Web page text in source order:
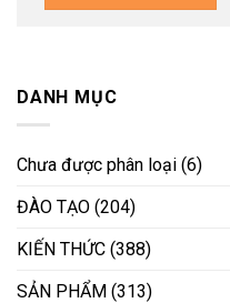
DANH MỤC
Chưa được phân loại (6)
ĐÀO TẠO (204)
KIẾN THỨC (388)
SẢN PHẨM (313)